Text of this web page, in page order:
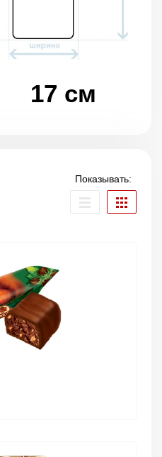
17 см
Показывать: